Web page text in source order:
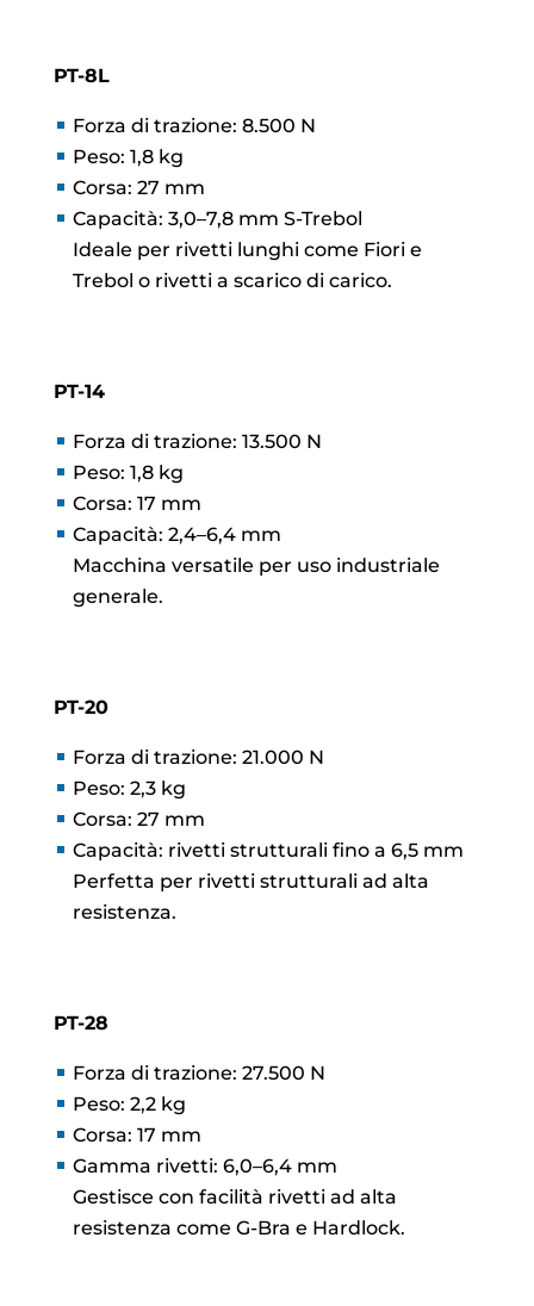
PT-8L
Forza di trazione: 8.500 N
Peso: 1,8 kg
Corsa: 27 mm
Capacità: 3,0–7,8 mm S-Trebol
Ideale per rivetti lunghi come Fiori e
Trebol o rivetti a scarico di carico.
PT-14
Forza di trazione: 13.500 N
Peso: 1,8 kg
Corsa: 17 mm
Capacità: 2,4–6,4 mm
Macchina versatile per uso industriale
generale.
PT-20
Forza di trazione: 21.000 N
Peso: 2,3 kg
Corsa: 27 mm
Capacità: rivetti strutturali fino a 6,5 mm
Perfetta per rivetti strutturali ad alta
resistenza.
PT-28
Forza di trazione: 27.500 N
Peso: 2,2 kg
Corsa: 17 mm
Gamma rivetti: 6,0–6,4 mm
Gestisce con facilità rivetti ad alta
resistenza come G-Bra e Hardlock.